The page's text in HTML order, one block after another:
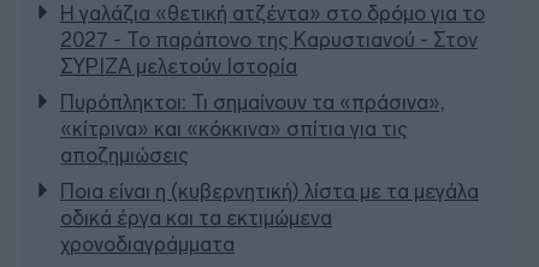
Η γαλάζια «θετική ατζέντα» στο δρόμο για το
2027 - Το παράπονο της Καρυστιανού - Στον
ΣΥΡΙΖΑ μελετούν Ιστορία
Πυρόπληκτοι: Τι σημαίνουν τα «πράσινα»,
«κίτρινα» και «κόκκινα» σπίτια για τις
αποζημιώσεις
Ποια είναι η (κυβερνητική) λίστα με τα μεγάλα
οδικά έργα και τα εκτιμώμενα
χρονοδιαγράμματα